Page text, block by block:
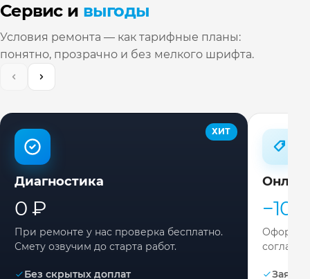
Сервис и выгоды
Условия ремонта — как тарифные планы:
понятно, прозрачно и без мелкого шрифта.
ХИТ
Диагностика
0 ₽
При ремонте у нас проверка бесплатно.
Смету озвучим до старта работ.
Без скрытых доплат
−10%
Заявка